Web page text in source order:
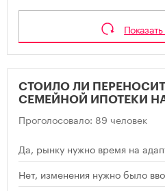
СТОИЛО ЛИ
СЕМЕЙНОЙ ИПОТЕКИ НА
Проголосовало: 89 человек
Да, рынку нужно время на
Нет, изменения нужно было